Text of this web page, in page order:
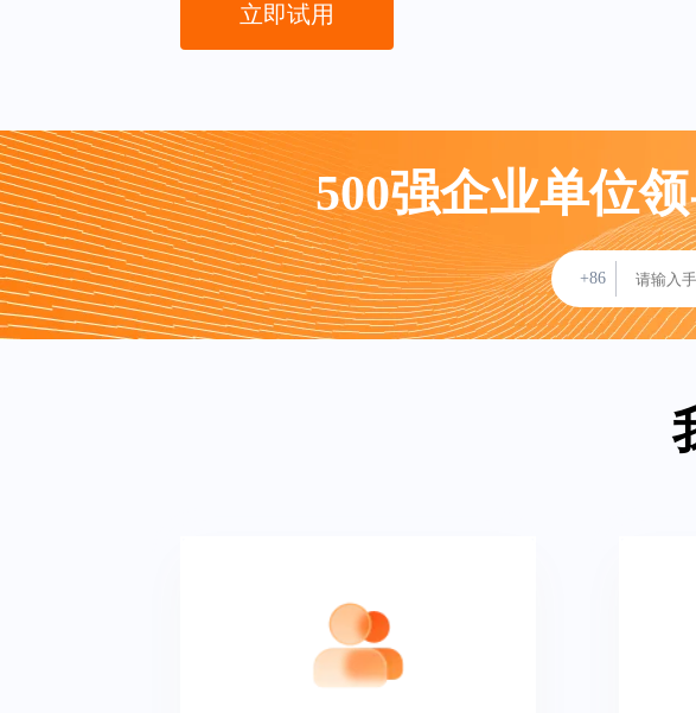
立即试用
500强企业单位
+86